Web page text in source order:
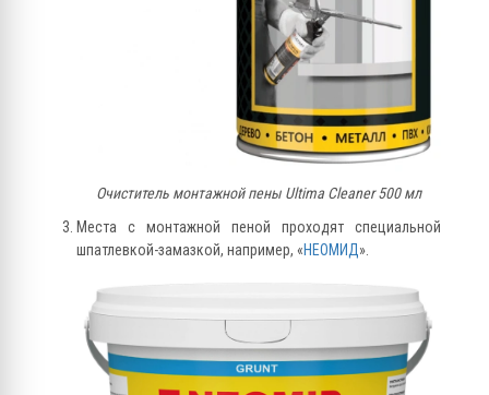
Очиститель монтажной пены Ultima Cleaner 500 мл
Места с монтажной пеной проходят специальной
шпатлевкой-замазкой, например, «НЕОМИД ».